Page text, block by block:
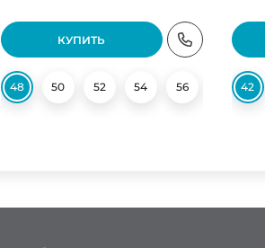
60
КУПИТЬ
48 50 52 54 56 60
42